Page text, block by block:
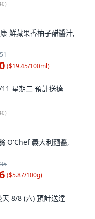
)
鮮藏果香柚子醋醬汁,
($19.45/100ml)
星期二 預計送達
)
O'Chef 義大利麵醬,
($5.87/100g)
天 8/8 (六) 預計送達